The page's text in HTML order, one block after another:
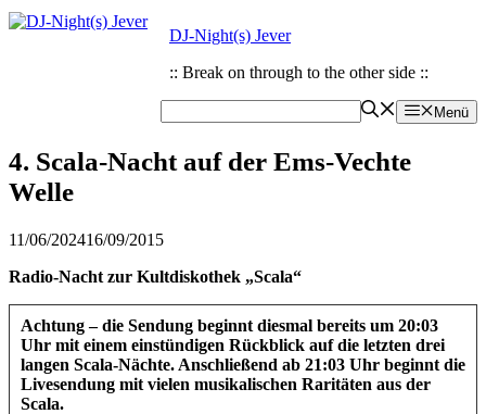
Zum
Zum
DJ-Night(s) Jever
:: Break on through to the other side ::
Menü
4. Scala-Nacht auf der Ems-Vechte
Welle
11/06/202416/09/2015
Radio-Nacht zur Kultdiskothek „Scala“
Achtung – die Sendung beginnt diesmal bereits um 20:03
Uhr mit einem einstündigen Rückblick auf die letzten drei
langen Scala-Nächte. Anschließend ab 21:03 Uhr beginnt die
Livesendung mit vielen musikalischen Raritäten aus der
Scala.